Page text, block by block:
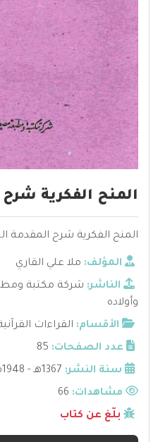
المنح الفكرية شرح
المنح الفكرية شرح المقدمة
المؤلف: ملا علي القاري
الناشر: شركة مكتبة
وأولاده
الأقسام: القراءات
عدد الصفحات: 85
سنة النشر: 1367هـ - 1948م
مشاهدات:
بلّغ عن كتاب